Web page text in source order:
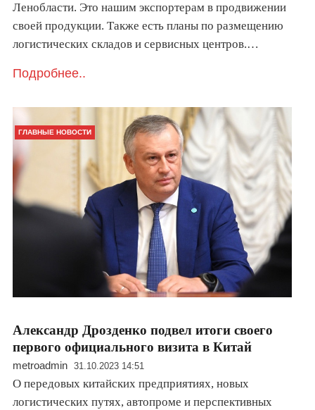
Ленобласти. Это нашим экспортерам в продвижении
своей продукции. Также есть планы по размещению
логистических складов и сервисных центров.…
Подробнее..
ГЛАВНЫЕ НОВОСТИ
Александр Дрозденко подвел итоги своего
первого официального визита в Китай
metroadmin 31.10.2023 14:51
О передовых китайских предприятиях, новых
логистических путях, автопроме и перспективных